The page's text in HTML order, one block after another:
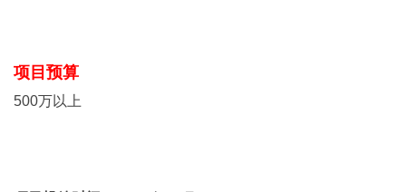
项目预算
500万以上